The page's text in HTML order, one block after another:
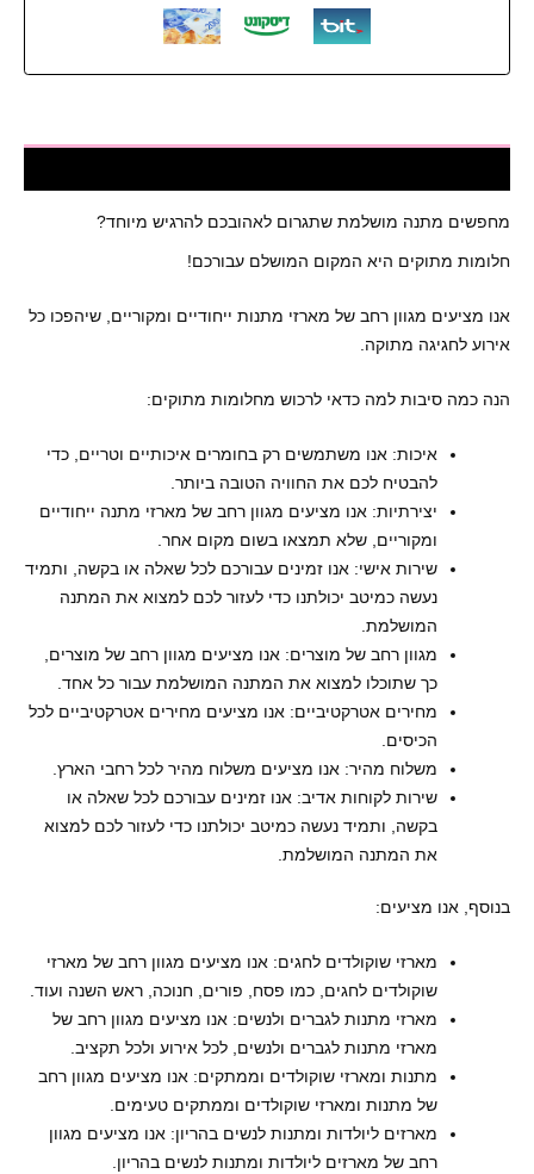
מחפשים מתנה מושלמת שתגרום לאהובכם להרגיש מיוחד?
חלומות מתוקים היא המקום המושלם עבורכם!
אנו מציעים מגוון רחב של מארזי מתנות ייחודיים ומקוריים, שיהפכו כל
אירוע לחגיגה מתוקה.
הנה כמה סיבות למה כדאי לרכוש מחלומות מתוקים:
איכות: אנו משתמשים רק בחומרים איכותיים וטריים, כדי
להבטיח לכם את החוויה הטובה ביותר.
יצירתיות: אנו מציעים מגוון רחב של מארזי מתנה ייחודיים
ומקוריים, שלא תמצאו בשום מקום אחר.
שירות אישי: אנו זמינים עבורכם לכל שאלה או בקשה, ותמיד
נעשה כמיטב יכולתנו כדי לעזור לכם למצוא את המתנה
המושלמת.
מגוון רחב של מוצרים: אנו מציעים מגוון רחב של מוצרים,
כך שתוכלו למצוא את המתנה המושלמת עבור כל אחד.
מחירים אטרקטיביים: אנו מציעים מחירים אטרקטיביים לכל
הכיסים.
משלוח מהיר: אנו מציעים משלוח מהיר לכל רחבי הארץ.
שירות לקוחות אדיב: אנו זמינים עבורכם לכל שאלה או
בקשה, ותמיד נעשה כמיטב יכולתנו כדי לעזור לכם למצוא
את המתנה המושלמת.
בנוסף, אנו מציעים:
מארזי שוקולדים לחגים: אנו מציעים מגוון רחב של מארזי
שוקולדים לחגים, כמו פסח, פורים, חנוכה, ראש השנה ועוד.
מארזי מתנות לגברים ולנשים: אנו מציעים מגוון רחב של
מארזי מתנות לגברים ולנשים, לכל אירוע ולכל תקציב.
מתנות ומארזי שוקולדים וממתקים: אנו מציעים מגוון רחב
של מתנות ומארזי שוקולדים וממתקים טעימים.
מארזים ליולדות ומתנות לנשים בהריון: אנו מציעים מגוון
רחב של מארזים ליולדות ומתנות לנשים בהריון.